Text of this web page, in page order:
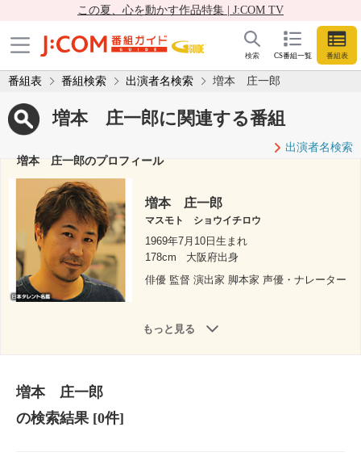
この夏、心を動かす作品特集 | J:COM TV
CS番組一覧 番組表
検索
番組表 番組検索 出演者名検索 増本 庄一郎
増本 庄一郎に関連する番組
出演者名検索
増本 庄一郎のプロフィール
増本 庄一郎
マスモト ショウイチロウ
1969年7月10日生まれ
178cm
大阪府出身
俳優 監督 演出家 脚本家 声優・ナレーター
もっと見る
増本 庄一郎
の検索結果[0件]